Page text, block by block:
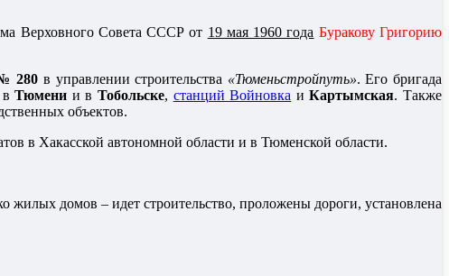
Верховного Совета СССР от 19 мая 1960 года Буракову Григорию
280 в управлении строительства «Тюменьстройпуть». Его бригада
вТюмени и вТобольске, станций Войновка иКартымская. Также
объектов.
в Хакасской автономной области и в Тюменской области.
жилых домов – идет строительство, проложены дороги, установлена